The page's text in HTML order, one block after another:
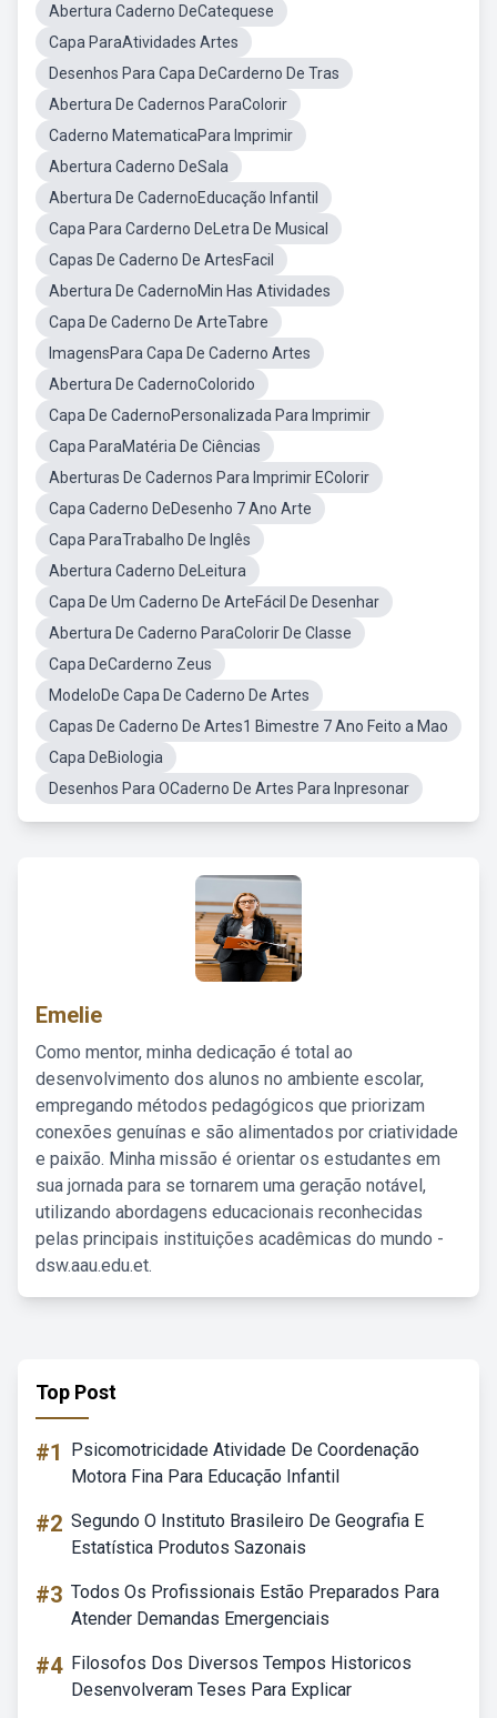
Abertura Caderno DeCatequese
Capa ParaAtividades Artes
Desenhos Para Capa DeCarderno De Tras
Abertura De Cadernos ParaColorir
Caderno MatematicaPara Imprimir
Abertura Caderno DeSala
Abertura De CadernoEducação Infantil
Capa Para Carderno DeLetra De Musical
Capas De Caderno De ArtesFacil
Abertura De CadernoMin Has Atividades
Capa De Caderno De ArteTabre
ImagensPara Capa De Caderno Artes
Abertura De CadernoColorido
Capa De CadernoPersonalizada Para Imprimir
Capa ParaMatéria De Ciências
Aberturas De Cadernos Para Imprimir EColorir
Capa Caderno DeDesenho 7 Ano Arte
Capa ParaTrabalho De Inglês
Abertura Caderno DeLeitura
Capa De Um Caderno De ArteFácil De Desenhar
Abertura De Caderno ParaColorir De Classe
Capa DeCarderno Zeus
ModeloDe Capa De Caderno De Artes
Capas De Caderno De Artes1 Bimestre 7 Ano Feito a Mao
Capa DeBiologia
Desenhos Para OCaderno De Artes Para Inpresonar
Emelie
Como mentor, minha dedicação é total ao
desenvolvimento dos alunos no ambiente escolar,
empregando métodos pedagógicos que priorizam
conexões genuínas e são alimentados por criatividade
e paixão. Minha missão é orientar os estudantes em
sua jornada para se tornarem uma geração notável,
utilizando abordagens educacionais reconhecidas
pelas principais instituições acadêmicas do mundo -
dsw.aau.edu.et.
Top Post
#1
Psicomotricidade Atividade De Coordenação
Motora Fina Para Educação Infantil
#2 Segundo O Instituto Brasileiro De Geografia E
Estatística Produtos Sazonais
#3 Todos Os Profissionais Estão Preparados Para
Atender Demandas Emergenciais
#4 Filosofos Dos Diversos Tempos Historicos
Desenvolveram Teses Para Explicar